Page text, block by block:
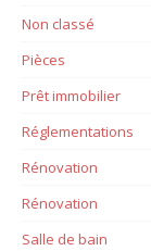
Non classé
Pièces
Prêt immobilier
Réglementations
Rénovation
Rénovation
Salle de bain